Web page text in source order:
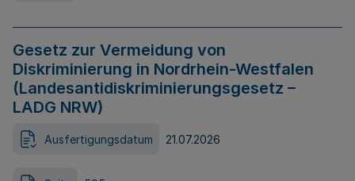
Gesetz zur Vermeidung von
Diskriminierung in Nordrhein-Westfalen
(Landesantidiskriminierungsgesetz –
LADG NRW)
Ausfertigungsdatum 21.07.2026